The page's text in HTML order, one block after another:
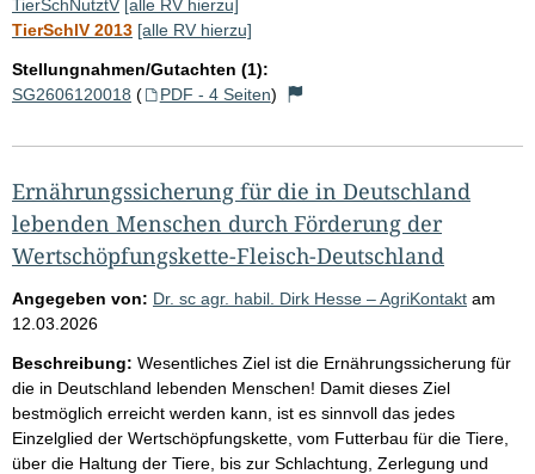
TierSchNutztV [alle RV hierzu]
TierSchlV 2013 [alle RV hierzu]
Stellungnahmen/Gutachten (1):
SG2606120018 ( PDF - 4 Seiten)
Ernährungssicherung für die in Deutschland
lebenden Menschen durch Förderung der
Wertschöpfungskette-Fleisch-Deutschland
Angegeben von: Dr. sc agr. habil. Dirk Hesse – AgriKontakt am
12.03.2026
Beschreibung: Wesentliches Ziel ist die Ernährungssicherung für
die in Deutschland lebenden Menschen! Damit dieses Ziel
bestmöglich erreicht werden kann, ist es sinnvoll das jedes
Einzelglied der Wertschöpfungskette, vom Futterbau für die Tiere,
über die Haltung der Tiere, bis zur Schlachtung, Zerlegung und